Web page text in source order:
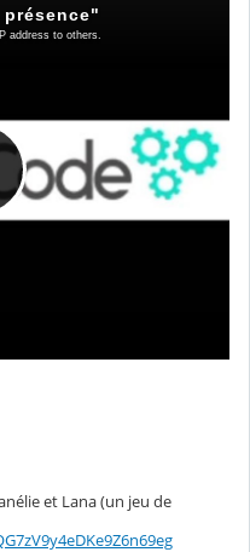
et Lana (un jeu de